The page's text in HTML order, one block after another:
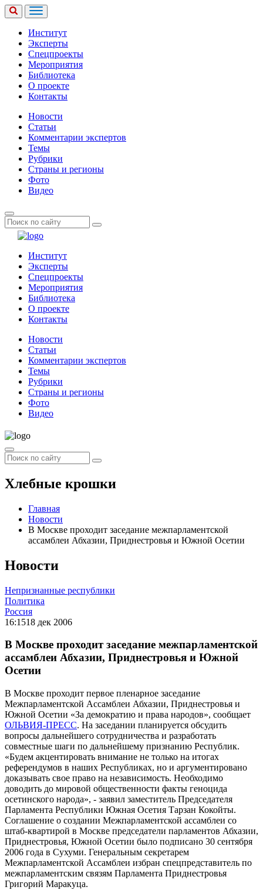
Институт
Эксперты
Спецпроекты
Мероприятия
Библиотека
О проекте
Контакты
Новости
Статьи
Комментарии экспертов
Темы
Рубрики
Страны и регионы
Фото
Видео
Институт
Эксперты
Спецпроекты
Мероприятия
Библиотека
О проекте
Контакты
Новости
Статьи
Комментарии экспертов
Темы
Рубрики
Страны и регионы
Фото
Видео
Хлебные крошки
Главная
Новости
В Москве проходит заседание межпарламентской
ассамблеи Абхазии, Приднестровья и Южной Осетии
Новости
Непризнанные республики
Политика
Россия
16:1518 дек 2006
В Москве проходит заседание межпарламентской
ассамблеи Абхазии, Приднестровья и Южной
Осетии
В Москве проходит первое пленарное заседание
Межпарламентской Ассамблеи Абхазии, Приднестровья и
Южной Осетии «За демократию и права народов», сообщает
ОЛЬВИЯ-ПРЕСС. На заседании планируется обсудить
вопросы дальнейшего сотрудничества и разработать
совместные шаги по дальнейшему признанию Республик.
«Будем акцентировать внимание не только на итогах
референдумов в наших Республиках, но и аргументировано
доказывать свое право на независимость. Необходимо
доводить до мировой общественности факты геноцида
осетинского народа», - заявил заместитель Председателя
Парламента Республики Южная Осетия Тарзан Кокойты.
Соглашение о создании Межпарламентской ассамблеи со
штаб-квартирой в Москве председатели парламентов Абхазии,
Приднестровья, Южной Осетии было подписано 30 сентября
2006 года в Сухуми. Генеральным секретарем
Межпарламентской Ассамблеи избран спецпредставитель по
межпарламентским связям Парламента Приднестровья
Григорий Маракуца.